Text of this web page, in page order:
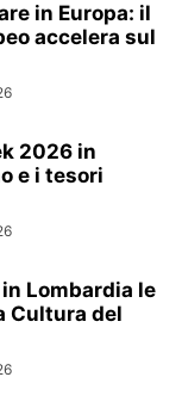
in Europa: il
accelera sul
2026 in
e i tesori
Lombardia le
Cultura del